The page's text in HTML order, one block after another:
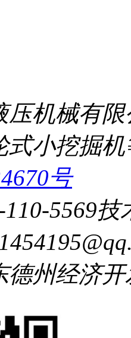
压机械有
式小挖掘
号
5569技
德州经济